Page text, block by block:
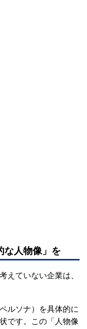
な人物像」を
えていない企業は、
ルソナ）を具体的に
です。この「人物像